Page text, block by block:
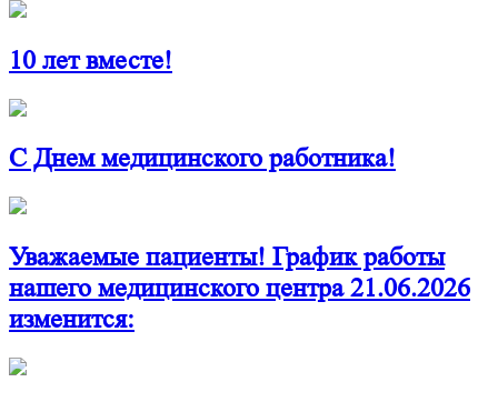
10 лет вместе!
С Днем медицинского работника!
Уважаемые пациенты! График работы
нашего медицинского центра 21.06.2026
изменится: